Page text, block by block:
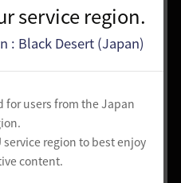
service region.
: Black Desert (Japan)
for users from the Japan
service region to best enjoy
content.